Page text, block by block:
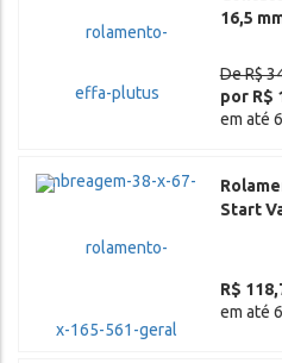
16,5
De R$
por R$
em até
Start
R$
em até